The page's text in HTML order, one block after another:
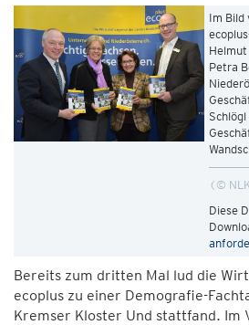
Im Bild
Petra
©
Diese
Bereits zum dritten Mal lud die
ecoplus zu einer Demografie-
Kremser Kloster Und stattfand. Im